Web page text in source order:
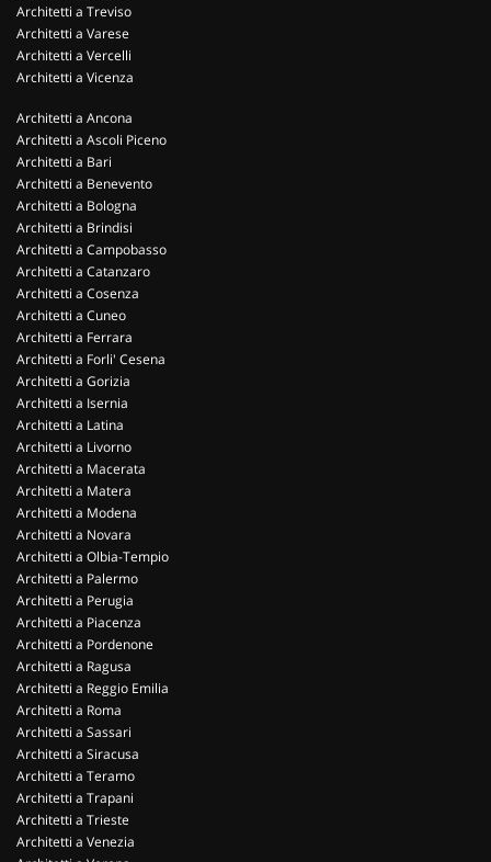
Architetti a Treviso
Architetti a Varese
Architetti a Vercelli
Architetti a Vicenza
Architetti a Ancona
Architetti a Ascoli Piceno
Architetti a Bari
Architetti a Benevento
Architetti a Bologna
Architetti a Brindisi
Architetti a Campobasso
Architetti a Catanzaro
Architetti a Cosenza
Architetti a Cuneo
Architetti a Ferrara
Architetti a Forli' Cesena
Architetti a Gorizia
Architetti a Isernia
Architetti a Latina
Architetti a Livorno
Architetti a Macerata
Architetti a Matera
Architetti a Modena
Architetti a Novara
Architetti a Olbia-Tempio
Architetti a Palermo
Architetti a Perugia
Architetti a Piacenza
Architetti a Pordenone
Architetti a Ragusa
Architetti a Reggio Emilia
Architetti a Roma
Architetti a Sassari
Architetti a Siracusa
Architetti a Teramo
Architetti a Trapani
Architetti a Trieste
Architetti a Venezia